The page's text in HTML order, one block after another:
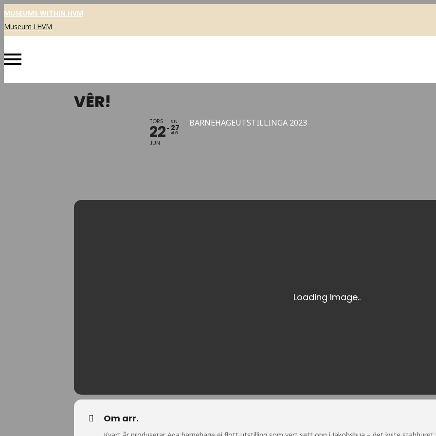
MUSEUMS WITHIN HVM
Museum i HVM
VÊR!
TORS
22
JUN
SUN
27
AUG
BARNEHAGEUTSTILLINGA 2023
Om arr.